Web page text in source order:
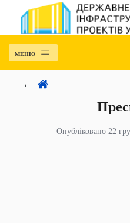
МЕНЮ
Опубліковано 22